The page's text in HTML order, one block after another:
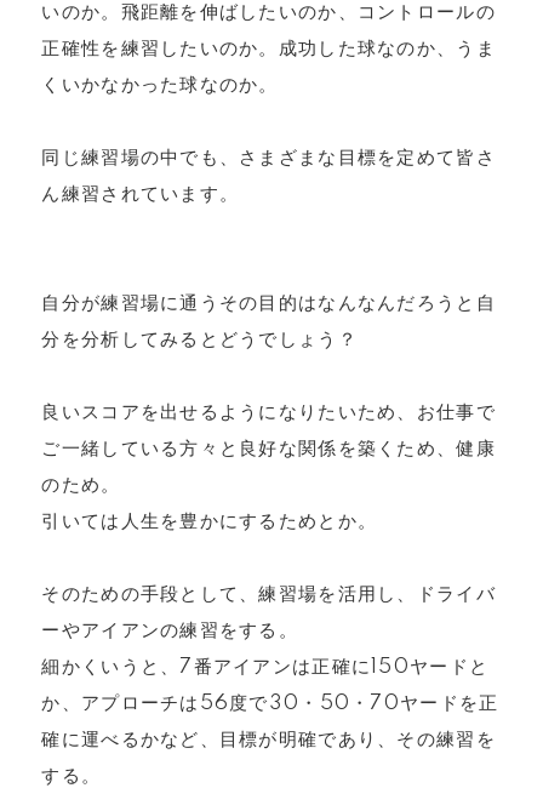
いのか。飛距離を伸ばしたいのか、コントロールの
正確性を練習したいのか。成功した球なのか、うま
くいかなかった球なのか。
同じ練習場の中でも、さまざまな目標を定めて皆さ
ん練習されています。
自分が練習場に通うその目的はなんなんだろうと自
分を分析してみるとどうでしょう？
良いスコアを出せるようになりたいため、お仕事で
ご一緒している方々と良好な関係を築くため、健康
のため。
引いては人生を豊かにするためとか。
そのための手段として、練習場を活用し、ドライバ
ーやアイアンの練習をする。
細かくいうと、7番アイアンは正確に150ヤードと
か、アプローチは56度で30・50・70ヤードを正
確に運べるかなど、目標が明確であり、その練習を
する。